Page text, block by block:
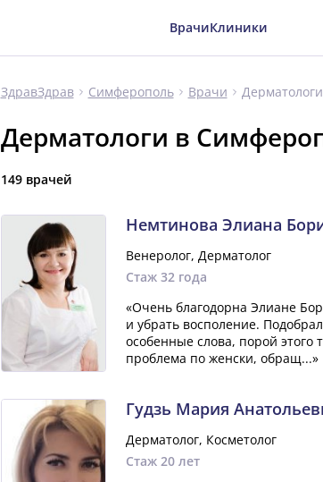
ВрачиКлиники
ЗдравЗдрав Симферополь Врачи Дерматологи
Дерматологи в
149 врачей
Немтинова Элиана
Венеролог, Дерматолог
Стаж 32 года
«Очень благодорна Элиане
и убрать восполение.
особенные слова, порой этого
проблема по женски, обращ...»
Гудзь Мария
Дерматолог, Косметолог
Стаж 20 лет